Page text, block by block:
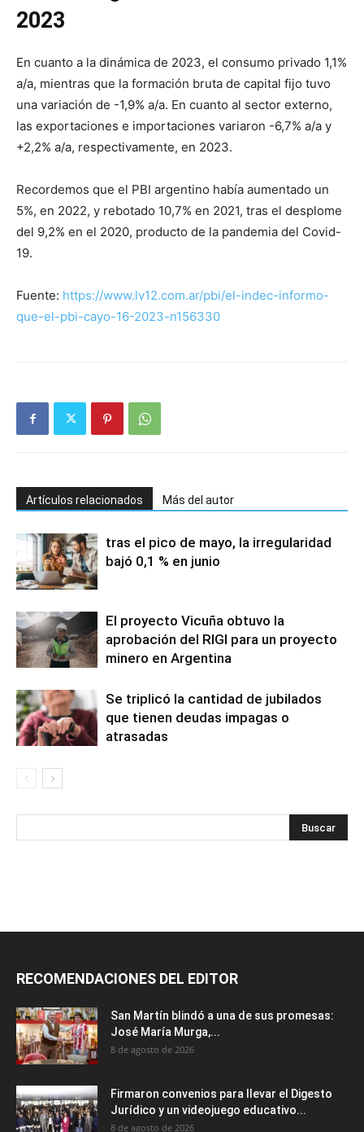
2023
En cuanto a la dinámica de 2023, el consumo privado 1,1%
a/a, mientras que la formación bruta de capital fijo tuvo
una variación de -1,9% a/a. En cuanto al sector externo,
las exportaciones e importaciones variaron -6,7% a/a y
+2,2% a/a, respectivamente, en 2023.
Recordemos que el PBI argentino había aumentado un
5%, en 2022, y rebotado 10,7% en 2021, tras el desplome
del 9,2% en el 2020, producto de la pandemia del Covid-
19.
Fuente: https://www.lv12.com.ar/pbi/el-indec-informo-
que-el-pbi-cayo-16-2023-n156330
Artículos relacionados Más del autor
tras el pico de mayo, la irregularidad
bajó 0,1 % en junio
El proyecto Vicuña obtuvo la
aprobación del RIGI para un proyecto
minero en Argentina
Se triplicó la cantidad de jubilados
que tienen deudas impagas o
atrasadas
RECOMENDACIONES DEL EDITOR
San Martín blindó a una de sus promesas:
José María Murga,...
8 de agosto de 2026
Firmaron convenios para llevar el Digesto
Jurídico y un videojuego educativo...
8 de agosto de 2026